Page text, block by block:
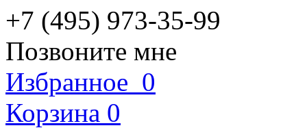
+7 (495) 973-35-99
Позвоните мне
Избранное 0
Корзина 0